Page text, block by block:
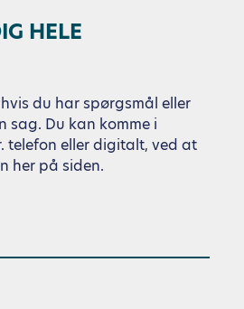
HELE
du har spørgsmål eller
sag. Du kan komme i
telefon eller digitalt, ved at
her på siden.